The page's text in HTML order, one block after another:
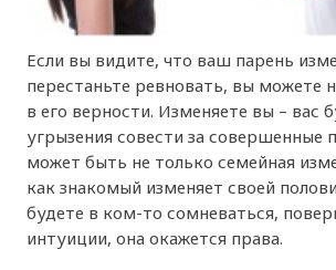
Если вы видите, что ваш парень
перестаньте ревновать, вы можете
в его верности. Изменяете вы – вас
угрызения совести за совершенные
может быть не только семейная
как знакомый изменяет своей
будете в ком-то сомневаться,
интуиции, она окажется права.